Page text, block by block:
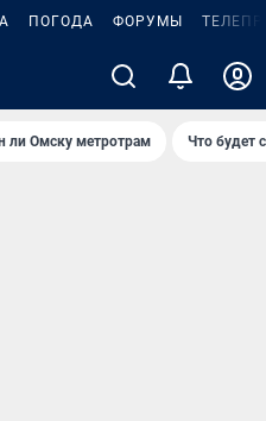
ПОГОДА ФОРУМЫ
ли Омску метротрам Что будет